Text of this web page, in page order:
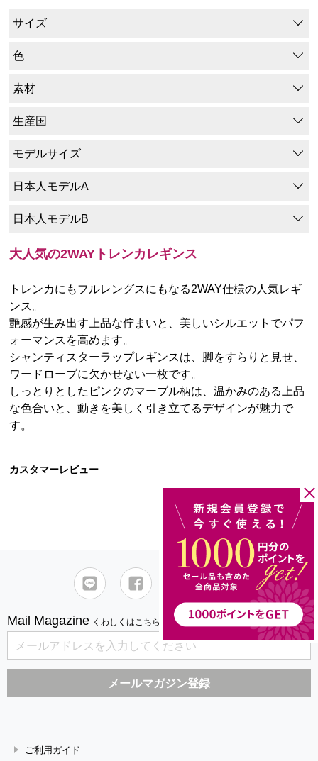
サイズ
色
素材
生産国
モデルサイズ
日本人モデルA
日本人モデルB
大人気の2WAYトレンカレギンス
トレンカにもフルレングスにもなる2WAY仕様の人気レギ
ンス。
艶感が生み出す上品な佇まいと、美しいシルエットでパフ
ォーマンスを高めます。
シャンティスターラップレギンスは、脚をすらりと見せ、
ワードローブに欠かせない一枚です。
しっとりとしたピンクのマーブル柄は、温かみのある上品
な色合いと、動きを美しく引き立てるデザインが魅力で
す。
カスタマーレビュー
レビューを書く
Mail Magazine くわしくはこちら
ご利用ガイド